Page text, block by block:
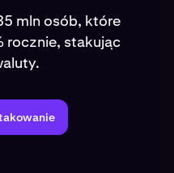
mln osób, które
rocznie, stakując